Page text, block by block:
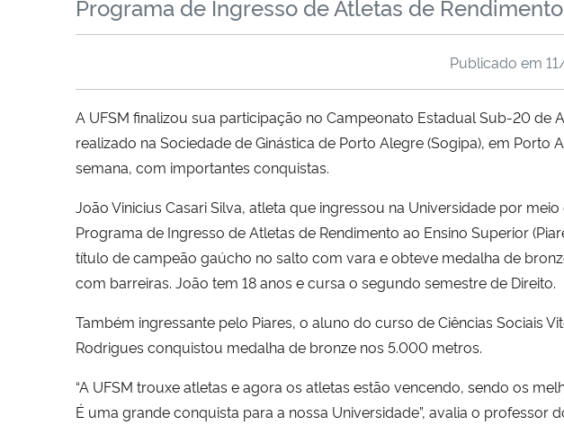
Programa de Ingresso de Atletas de
Publicado em
A UFSM finalizou sua participação no Campeonato Estadual Sub-20 de
realizado na Sociedade de Ginástica de Porto Alegre (Sogipa), em Porto
semana, com importantes conquistas.
João Vinicius Casari Silva, atleta que ingressou na Universidade por
Programa de Ingresso de Atletas de Rendimento ao Ensino Superior
título de campeão gaúcho no salto com vara e obteve medalha de
com barreiras. João tem 18 anos e cursa o segundo semestre de Direito.
Também ingressante pelo Piares, o aluno do curso de Ciências Sociais
Rodrigues conquistou medalha de bronze nos 5.000 metros.
“A UFSM trouxe atletas e agora os atletas estão vencendo, sendo os
É uma grande conquista para a nossa Universidade”, avalia o professor